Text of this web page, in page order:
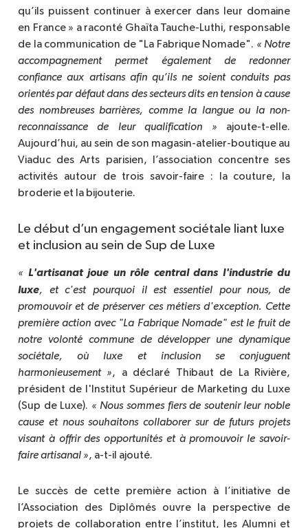
qu’ils puissent continuer à exercer dans leur domaine
en France » a raconté Ghaïta Tauche-Luthi, responsable
de la communication de "La Fabrique Nomade". « Notre
accompagnement permet également de redonner
confiance aux artisans afin qu’ils ne soient conduits pas
orientés par défaut dans des secteurs dits en tension à cause
des nombreuses barrières, comme la langue ou la non-
reconnaissance de leur qualification » ajoute-t-elle.
Aujourd’hui, au sein de son magasin-atelier-boutique au
Viaduc des Arts parisien, l’association concentre ses
activités autour de trois savoir-faire : la couture, la
broderie et la bijouterie.
Le début d’un engagement sociétale liant luxe
et inclusion au sein de Sup de Luxe
« L'artisanat joue un rôle central dans l'industrie du
luxe, et c'est pourquoi il est essentiel pour nous, de
promouvoir et de préserver ces métiers d'exception. Cette
première action avec "La Fabrique Nomade" est le fruit de
notre volonté commune de développer une dynamique
sociétale, où luxe et inclusion se conjuguent
harmonieusement », a déclaré Thibaut de La Rivière,
président de l'Institut Supérieur de Marketing du Luxe
(Sup de Luxe). « Nous sommes fiers de soutenir leur noble
cause et nous souhaitons collaborer sur de futurs projets
visant à offrir des opportunités et à promouvoir le savoir-
faire artisanal », a-t-il ajouté.
Le succès de cette première action à l’initiative de
l’Association des Diplômés ouvre la perspective de
projets de collaboration entre l’institut, les Alumni et